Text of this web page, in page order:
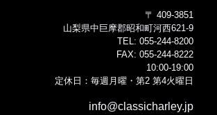
〒 409-3851
山梨県中巨摩郡昭和町河西621-9
TEL: 055-244-8200
FAX: 055-244-8222
10:00-19:00
定休日：毎週月曜・第2 第4火曜日
info@classicharley.jp